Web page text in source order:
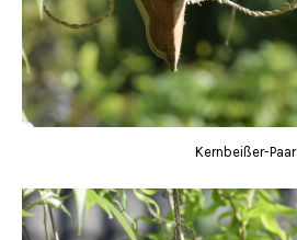
Kernbeißer-Paar